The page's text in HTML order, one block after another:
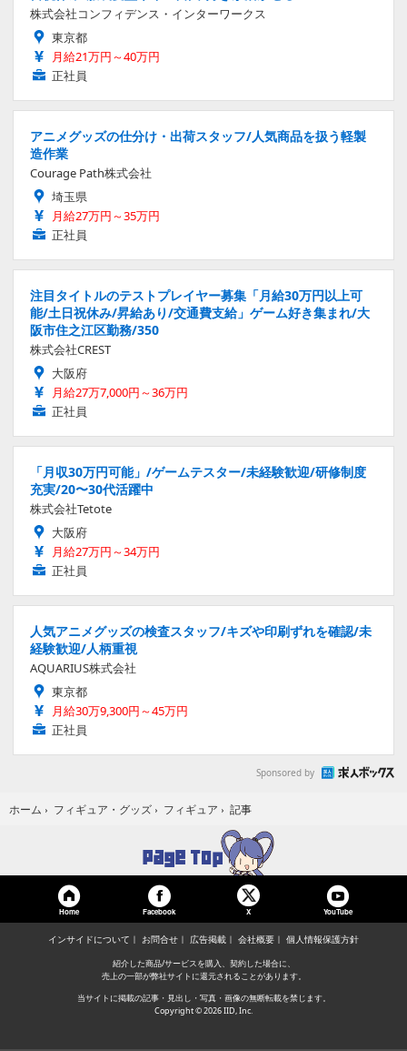
株式会社コンフィデンス・インターワークス
東京都
月給21万円～40万円
正社員
アニメグッズの仕分け・出荷スタッフ/人気商品を扱う軽製
造作業
Courage Path株式会社
埼玉県
月給27万円～35万円
正社員
注目タイトルのテストプレイヤー募集「月給30万円以上可
能/土日祝休み/昇給あり/交通費支給」ゲーム好き集まれ/大
阪市住之江区勤務/350
株式会社CREST
大阪府
月給27万7,000円～36万円
正社員
「月収30万円可能」/ゲームテスター/未経験歓迎/研修制度
充実/20〜30代活躍中
株式会社Tetote
大阪府
月給27万円～34万円
正社員
人気アニメグッズの検査スタッフ/キズや印刷ずれを確認/未
経験歓迎/人柄重視
AQUARIUS株式会社
東京都
月給30万9,300円～45万円
正社員
Sponsored by
ホーム › フィギュア・グッズ › フィギュア › 記事
Home Facebook X YouTube
インサイドについて お問合せ 広告掲載 会社概要 個人情報保護方針
紹介した商品/サービスを購入、契約した場合に、
売上の一部が弊社サイトに還元されることがあります。
当サイトに掲載の記事・見出し・写真・画像の無断転載を禁じます。
Copyright © 2026 IID, Inc.